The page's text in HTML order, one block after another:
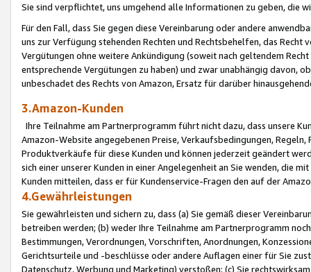
Sie sind verpflichtet, uns umgehend alle Informationen zu geben, die
Für den Fall, dass Sie gegen diese Vereinbarung oder andere
uns zur Verfügung stehenden Rechten und Rechtsbehelfen, das
Vergütungen ohne weitere Ankündigung (soweit nach geltendem
entsprechende Vergütungen zu haben) und zwar unabhängig davon,
unbeschadet des Rechts von Amazon, Ersatz für darüber
3.Amazon-Kunden
Ihre Teilnahme am Partnerprogramm führt nicht dazu, dass unsere
Amazon-Website angegebenen Preise, Verkaufsbedingungen,
Produktverkäufe für diese Kunden und können jederzeit geändert
sich einer unserer Kunden in einer Angelegenheit an Sie wenden, die
Kunden mitteilen, dass er für Kundenservice-Fragen den auf der
4.Gewährleistungen
Sie gewährleisten und sichern zu, dass (a) Sie gemäß dieser
betreiben werden; (b) weder Ihre Teilnahme am Partnerprogramm
Bestimmungen, Verordnungen, Vorschriften, Anordnungen,
Gerichtsurteile und -beschlüsse oder andere Auflagen einer für Sie
Datenschutz, Werbung und Marketing) verstoßen; (c) Sie